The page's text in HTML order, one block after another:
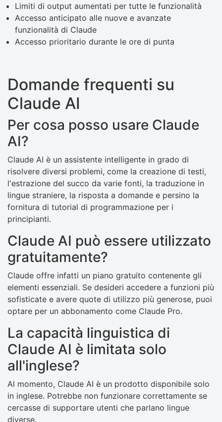
Limiti di output aumentati per tutte le funzionalità
Accesso anticipato alle nuove e avanzate
funzionalità di Claude
Accesso prioritario durante le ore di punta
Domande frequenti su
Claude AI
Per cosa posso usare Claude
AI?
Claude AI è un assistente intelligente in grado di
risolvere diversi problemi, come la creazione di testi,
l'estrazione del succo da varie fonti, la traduzione in
lingue straniere, la risposta a domande e persino la
fornitura di tutorial di programmazione per i
principianti.
Claude AI può essere utilizzato
gratuitamente?
Claude offre infatti un piano gratuito contenente gli
elementi essenziali. Se desideri accedere a funzioni più
sofisticate e avere quote di utilizzo più generose, puoi
optare per un abbonamento come Claude Pro.
La capacità linguistica di
Claude AI è limitata solo
all'inglese?
Al momento, Claude AI è un prodotto disponibile solo
in inglese. Potrebbe non funzionare correttamente se
cercasse di supportare utenti che parlano lingue
diverse.